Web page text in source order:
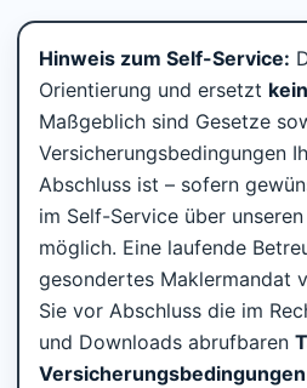
Hinweis zum Self-Service:
Orientierung und ersetzt
Maßgeblich sind Gesetze
Versicherungsbedingungen
Abschluss ist – sofern
im Self-Service über
möglich. Eine laufende
gesondertes Maklermandat
Sie vor Abschluss die im
und Downloads abrufbaren
Versicherungsbedingungen